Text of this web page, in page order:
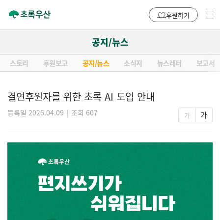
후원하기
공지/뉴스
스토리 후원보고 공지/뉴스 소식지 뉴스레터 보고서
결연후원자를 위한 초록 AI 도입 안내
등록일 2026.04.09 조회 607 가 가